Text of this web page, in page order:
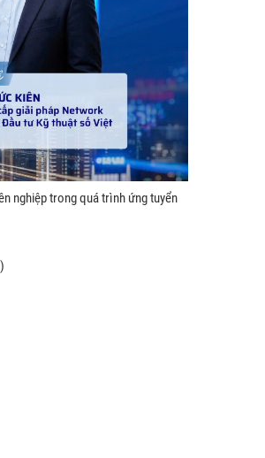
nghiệp trong quá trình ứng tuyển